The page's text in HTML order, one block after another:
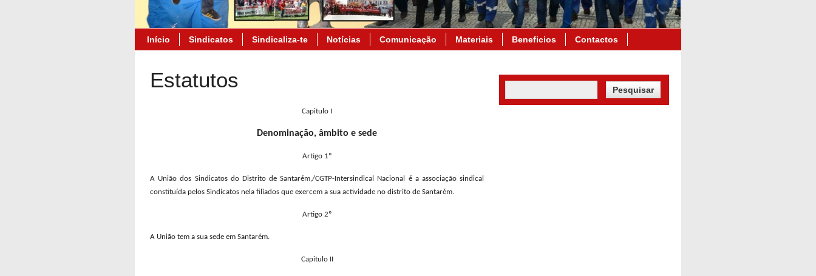
Início Sindicatos Sindicaliza-te Notícias Comunicação Materiais Beneficios Contactos
Estatutos
Capitulo I
Denominação, âmbito e sede
Artigo 1º
A União dos Sindicatos do Distrito de Santarém,/CGTP-Intersindical Nacional é a associação sindical
constituída pelos Sindicatos nela filiados que exercem a sua actividade no distrito de Santarém.
Artigo 2º
A União tem a sua sede em Santarém.
Capitulo II